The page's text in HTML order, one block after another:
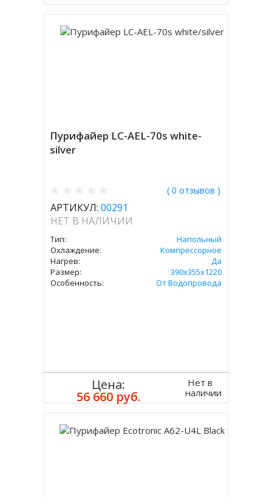
Пурифайер LC-AEL-70s white-
silver
( 0 отзывов )
АРТИКУЛ: 00291
НЕТ В НАЛИЧИИ
Тип:
Напольный
Охлаждение:
Компрессорное
Нагрев:
Да
Размер:
390x355x1220
Особенность:
От Водопровода
Цена:
56 660 руб.
Нет в
наличии